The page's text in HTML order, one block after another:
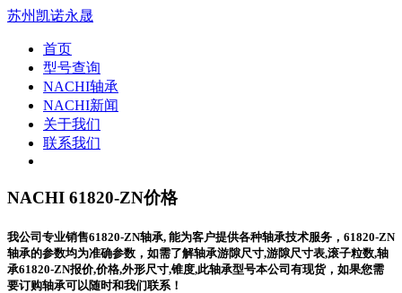
苏州凯诺永晟
首页
型号查询
NACHI轴承
NACHI新闻
关于我们
联系我们
NACHI 61820-ZN价格
我公司专业销售61820-ZN轴承, 能为客户提供各种轴承技术服务，61820-ZN
轴承的参数均为准确参数，如需了解轴承游隙尺寸,游隙尺寸表,滚子粒数,轴
承61820-ZN报价,价格,外形尺寸,锥度,此轴承型号本公司有现货，如果您需
要订购轴承可以随时和我们联系！